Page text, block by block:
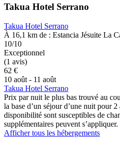
Takua Hotel Serrano
Takua Hotel Serrano
À 16,1 km de : Estancia Jésuite La
10/10
Exceptionnel
(1 avis)
62 €
10 août - 11 août
Takua Hotel Serrano
Prix par nuit le plus bas trouvé au
la base d’un séjour d’une nuit pour
disponibilité sont susceptibles de
supplémentaires peuvent s’appliquer.
Afficher tous les hébergements